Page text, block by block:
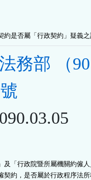
約是否屬「行政契約」疑義
務部 （
090.03.05
及「行政院暨所屬機關約僱
契約，是否屬於行政程序法